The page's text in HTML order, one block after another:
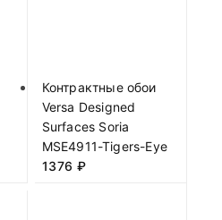
Контрактные обои
Versa Designed
Surfaces Soria
MSE4911-Tigers-Eye
1376 ₽